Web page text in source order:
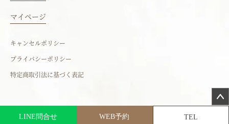
マイページ
キャンセルポリシー
プライバシーポリシー
特定商取引法に基づく表記
©2023 大阪市のエステサロン
LINE問合せ WEB予約 TEL